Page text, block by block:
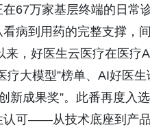
67万家基层终端的日常
病到用药的完整支撑，
来，好医生云医疗在医
疗大模型”榜单、AI好医
新成果奖”。此番再度入
认可——从技术底座到产